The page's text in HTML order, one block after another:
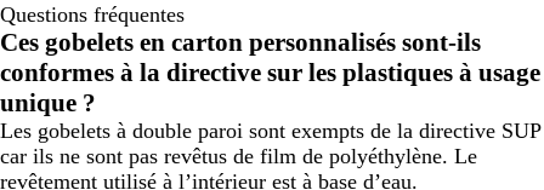
Questions fréquentes
Ces gobelets en carton personnalisés sont-ils
conformes à la directive sur les plastiques à usage
unique ?
Les gobelets à double paroi sont exempts de la directive SUP
car ils ne sont pas revêtus de film de polyéthylène. Le
revêtement utilisé à l’intérieur est à base d’eau.